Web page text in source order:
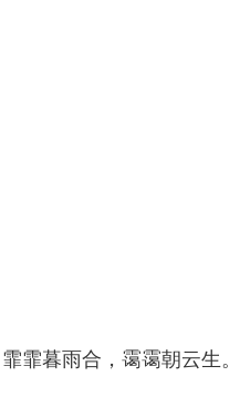
霏暮雨合，霭霭朝云生。